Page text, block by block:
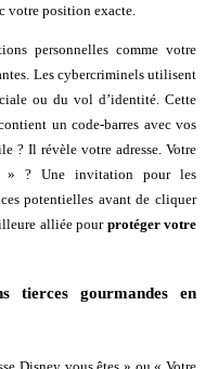
votre position exacte.
personnelles comme votre
Les cybercriminels utilisent
ou du vol d’identité. Cette
un code-barres avec vos
? Il révèle votre adresse. Votre
» ? Une invitation pour les
potentielles avant de cliquer
alliée pour protéger votre
tierces gourmandes en